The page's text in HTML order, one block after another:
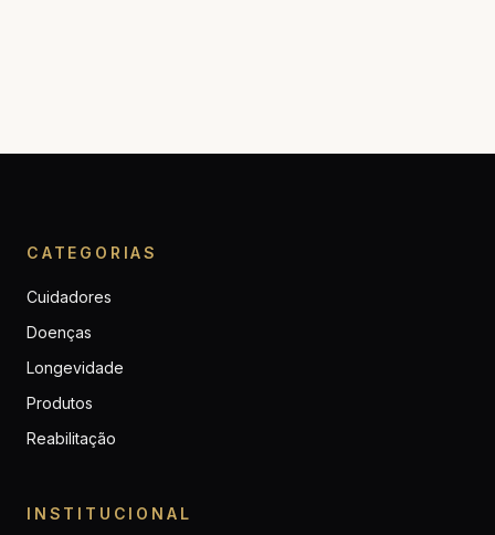
CATEGORIAS
Cuidadores
Doenças
Longevidade
Produtos
Reabilitação
INSTITUCIONAL